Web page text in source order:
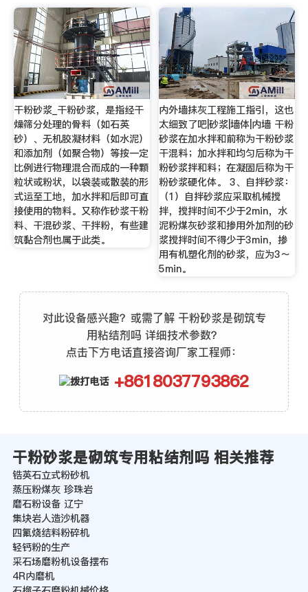
干粉砂浆_干粉砂浆，是指经干
燥筛分处理的骨料（如石英
砂）、无机胶凝材料（如水泥）
和添加剂（如聚合物）等按一定
比例进行物理混合而成的一种颗
粒状或粉状，以袋装或散装的形
式运至工地，加水拌和后即可直
接使用的物料。又称作砂浆干粉
料、干混砂浆、干拌粉，有些建
筑黏合剂也属于此类。
内外墙抹灰工程施工指引，这也
太细致了吧|砂浆|墙体|内墙 干粉
砂浆在加水拌和前称为干粉砂浆
干混料；加水拌和均匀后称为干
粉砂浆拌和料；在凝固后称为干
粉砂浆硬化体。 3、自拌砂浆：
（1）自拌砂浆应采取机械搅
拌，搅拌时间不少于2min，水
泥粉煤灰砂浆和掺用外加剂的砂
浆搅拌时间不得少于3min，掺
用有机塑化剂的砂浆，应为3～
5min。
对此设备感兴趣？或需了解 干粉砂浆是砌筑专
用粘结剂吗 详细技术参数？
点击下方电话直接咨询厂家工程师：
+8618037793862
干粉砂浆是砌筑专用粘结剂吗 相关推荐
锆英石立式粉砂机
蒸压粉煤灰 珍珠岩
磨石粉设备 辽宁
集块岩人造沙机器
四氟烧结料粉碎机
轻钙粉的生产
采石场磨粉机设备摆布
4R内磨机